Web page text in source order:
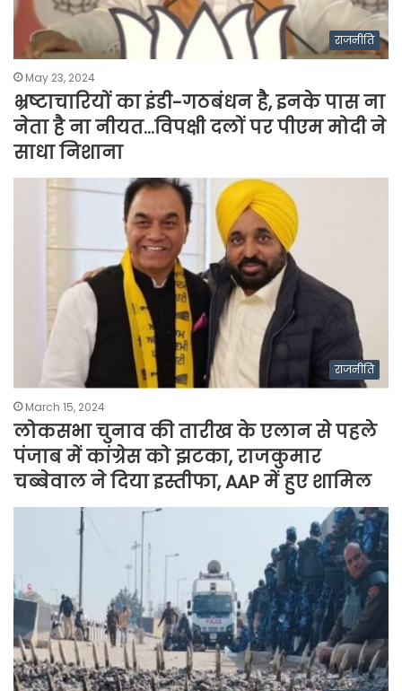
राजनीति
May 23, 2024
भ्रष्टाचारियों का इंडी-गठबंधन है, इनके पास ना
नेता है ना नीयत…विपक्षी दलों पर पीएम मोदी ने
साधा निशाना
राजनीति
March 15, 2024
लोकसभा चुनाव की तारीख के एलान से पहले
पंजाब में कांग्रेस को झटका, राजकुमार
चब्बेवाल ने दिया इस्तीफा, AAP में हुए शामिल